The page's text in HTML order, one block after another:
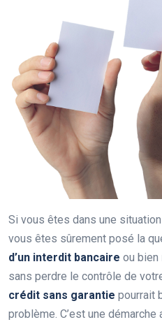
Si vous êtes dans une
vous êtes sûrement posé la
d’un interdit bancaire ou bien
sans perdre le contrôle de
crédit sans garantie pourrait
problème. C’est une